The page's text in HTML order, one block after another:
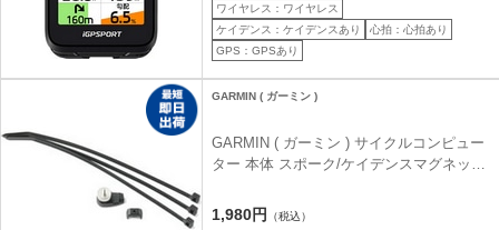
ワイヤレス：ワイヤレス
ケイデンス：ケイデンスあり
心拍：心拍あり
GPS：GPSあり
GARMIN ( ガーミン )
GARMIN ( ガーミン ) サイクルコンピュー
ター 本体 スポーク/ケイデンスマグネット
1,980円 （税込）